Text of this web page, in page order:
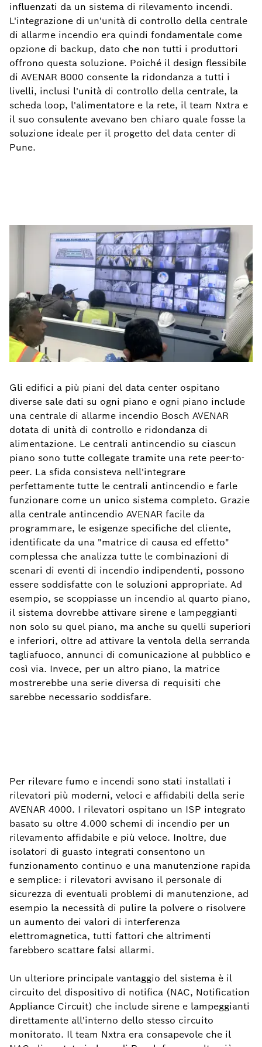
influenzati da un sistema di rilevamento incendi.
L'integrazione di un'unità di controllo della centrale
di allarme incendio era quindi fondamentale come
opzione di backup, dato che non tutti i produttori
offrono questa soluzione. Poiché il design flessibile
di AVENAR 8000 consente la ridondanza a tutti i
livelli, inclusi l'unità di controllo della centrale, la
scheda loop, l'alimentatore e la rete, il team Nxtra e
il suo consulente avevano ben chiaro quale fosse la
soluzione ideale per il progetto del data center di
Pune.
Gli edifici a più piani del data center ospitano
diverse sale dati su ogni piano e ogni piano include
una centrale di allarme incendio Bosch AVENAR
dotata di unità di controllo e ridondanza di
alimentazione. Le centrali antincendio su ciascun
piano sono tutte collegate tramite una rete peer-to-
peer. La sfida consisteva nell'integrare
perfettamente tutte le centrali antincendio e farle
funzionare come un unico sistema completo. Grazie
alla centrale antincendio AVENAR facile da
programmare, le esigenze specifiche del cliente,
identificate da una "matrice di causa ed effetto"
complessa che analizza tutte le combinazioni di
scenari di eventi di incendio indipendenti, possono
essere soddisfatte con le soluzioni appropriate. Ad
esempio, se scoppiasse un incendio al quarto piano,
il sistema dovrebbe attivare sirene e lampeggianti
non solo su quel piano, ma anche su quelli superiori
e inferiori, oltre ad attivare la ventola della serranda
tagliafuoco, annunci di comunicazione al pubblico e
così via. Invece, per un altro piano, la matrice
mostrerebbe una serie diversa di requisiti che
sarebbe necessario soddisfare.
Per rilevare fumo e incendi sono stati installati i
rilevatori più moderni, veloci e affidabili della serie
AVENAR 4000. I rilevatori ospitano un ISP integrato
basato su oltre 4.000 schemi di incendio per un
rilevamento affidabile e più veloce. Inoltre, due
isolatori di guasto integrati consentono un
funzionamento continuo e una manutenzione rapida
e semplice: i rilevatori avvisano il personale di
sicurezza di eventuali problemi di manutenzione, ad
esempio la necessità di pulire la polvere o risolvere
un aumento dei valori di interferenza
elettromagnetica, tutti fattori che altrimenti
farebbero scattare falsi allarmi.
Un ulteriore principale vantaggio del sistema è il
circuito del dispositivo di notifica (NAC, Notification
Appliance Circuit) che include sirene e lampeggianti
direttamente all'interno dello stesso circuito
monitorato. Il team Nxtra era consapevole che il